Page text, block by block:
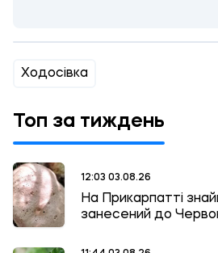
Ходосівка
Топ за тиждень
12:03 03.08.26
На Прикарпатті
занесений до